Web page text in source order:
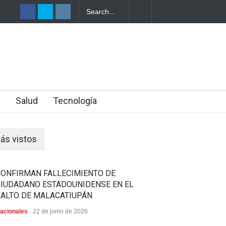
DE UNA
Salud Tecnología
vistos
FALLECIMIENTO DE
ESTADOUNIDENSE EN EL
DE MALACATIUPÁN
22 de junio de 2026